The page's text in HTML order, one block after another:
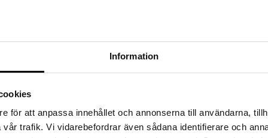
Information
för att anpassa innehållet och annonserna till användarna,
trafik. Vi vidarebefordrar även sådana identifierare och
; GLYCERIN ; DISTEAROYLETHYL
DIMONIUM CHLORIDE ; BRASSICA
; PARFUM (FRAGRANCE) ; COCOS
PARKII (SHEA) BUTTER
Curls Hair
ARGANMIDAS